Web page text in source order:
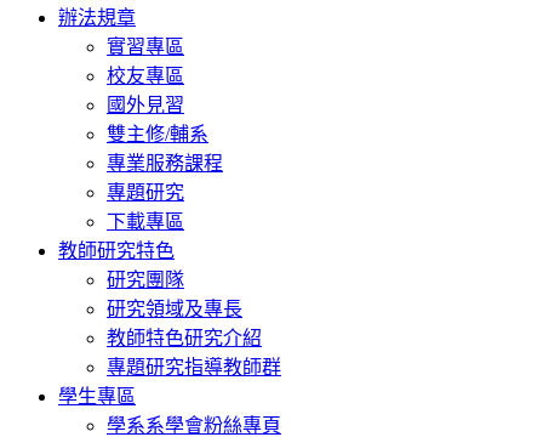
辦法規章
實習專區
校友專區
國外見習
雙主修/輔系
專業服務課程
專題研究
下載專區
教師研究特色
研究團隊
研究領域及專長
教師特色研究介紹
專題研究指導教師群
學生專區
學系系學會粉絲專頁